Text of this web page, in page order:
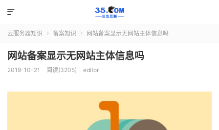

云服务器知识  备案知识  网站备案显示无网站主体信息吗
网站备案显示无网站主体信息吗
2019-10-21 阅读(3205) editor